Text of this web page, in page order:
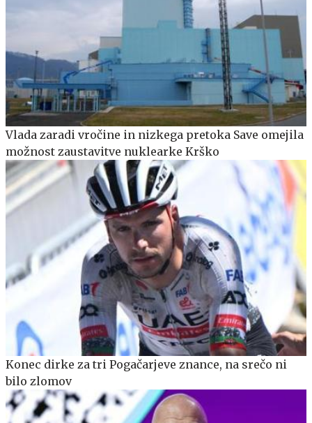
Vlada zaradi vročine in nizkega pretoka Save omejila
možnost zaustavitve nuklearke Krško
Konec dirke za tri Pogačarjeve znance, na srečo ni
bilo zlomov